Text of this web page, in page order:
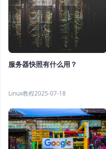
服务器快照有什么用？
Linux教程2025-07-18